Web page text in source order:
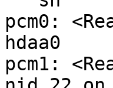
pcm0:
hdaa0
pcm1: